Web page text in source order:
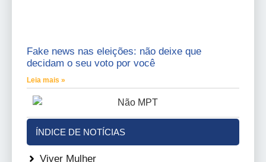
Fake news nas eleições: não deixe que
decidam o seu voto por você
Leia mais »
ÍNDICE DE NOTÍCIAS
Viver Mulher